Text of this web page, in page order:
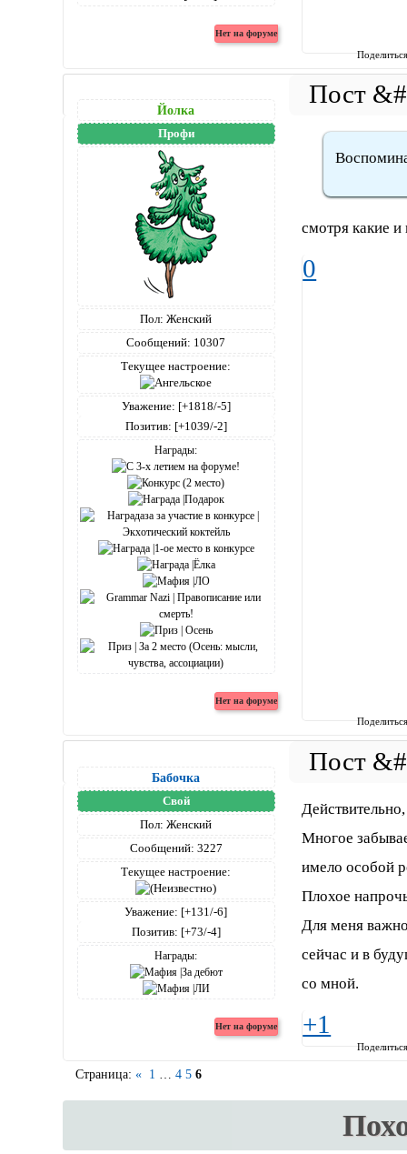
Йолка
Профи
Пол: Женский
Сообщений: 10307
Текущее настроение:
Уважение: [+1818/-5]
Позитив: [+1039/-2]
Награды:
смотря какие и
0
Бабочка
Свой
Пол: Женский
Сообщений: 3227
Текущее настроение:
Уважение: [+131/-6]
Позитив: [+73/-4]
Награды:
Многое
имело особой
Плохое
Для меня
сейчас и в
со мной.
+1
Страница: « 1 4 5 6